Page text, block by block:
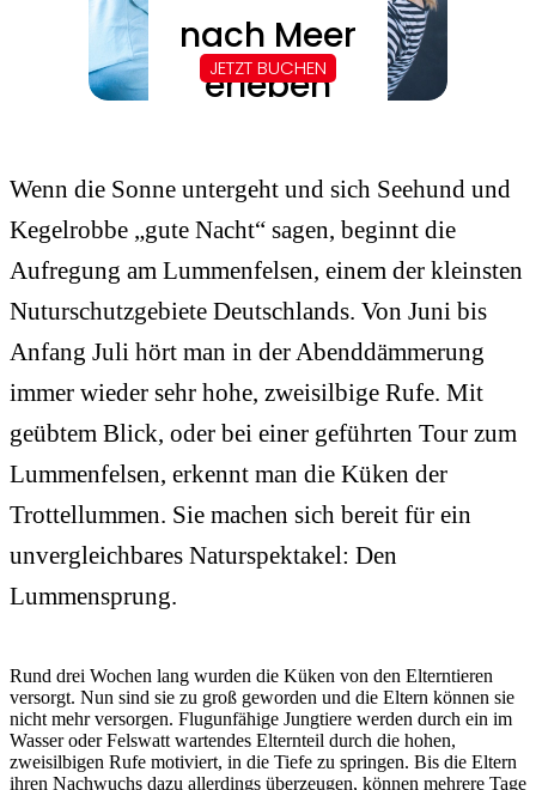
Wenn die Sonne untergeht und sich Seehund und
Kegelrobbe „gute Nacht“ sagen, beginnt die
Aufregung am Lummenfelsen, einem der kleinsten
Nuturschutzgebiete Deutschlands. Von Juni bis
Anfang Juli hört man in der Abenddämmerung
immer wieder sehr hohe, zweisilbige Rufe. Mit
geübtem Blick, oder bei einer geführten Tour zum
Lummenfelsen, erkennt man die Küken der
Trottellummen. Sie machen sich bereit für ein
unvergleichbares Naturspektakel: Den
Lummensprung.
Rund drei Wochen lang wurden die Küken von den Elterntieren
versorgt. Nun sind sie zu groß geworden und die Eltern können sie
nicht mehr versorgen. Flugunfähige Jungtiere werden durch ein im
Wasser oder Felswatt wartendes Elternteil durch die hohen,
zweisilbigen Rufe motiviert, in die Tiefe zu springen. Bis die Eltern
ihren Nachwuchs dazu allerdings überzeugen, können mehrere Tage